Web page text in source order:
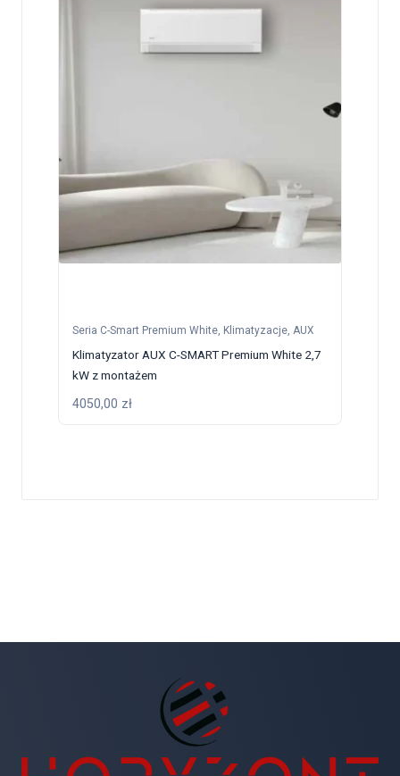
Seria C-Smart Premium White, Klimatyzacje,AUX
Klimatyzator AUX C-SMART Premium White 2,7
kW z montażem
4050,00 zł